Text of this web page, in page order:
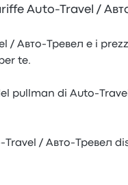
Auto-Travel /
/ Авто-Тревел e i
te.
pullman di Auto-
/ Авто-Тревел